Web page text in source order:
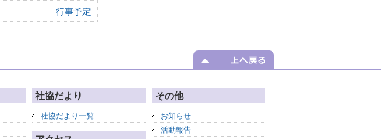
行事予定
社協だより
社協だより一覧
その他
お知らせ
活動報告